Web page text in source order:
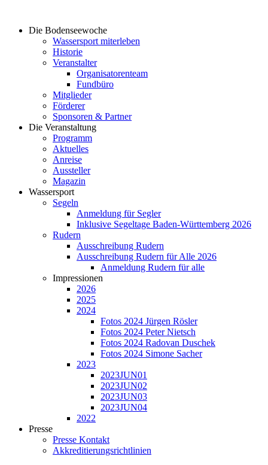
Die Bodenseewoche
Wassersport miterleben
Historie
Veranstalter
Organisatorenteam
Fundbüro
Mitglieder
Förderer
Sponsoren & Partner
Die Veranstaltung
Programm
Aktuelles
Anreise
Aussteller
Magazin
Wassersport
Segeln
Anmeldung für Segler​
Inklusive Segeltage Baden-Württemberg 2026
Rudern
Ausschreibung Rudern
Ausschreibung Rudern für Alle 2026
Anmeldung Rudern für alle
Impressionen
2026
2025
2024
Fotos 2024 Jürgen Rösler
Fotos 2024 Peter Nietsch
Fotos 2024 Radovan Duschek
Fotos 2024 Simone Sacher
2023
2023JUN01
2023JUN02
2023JUN03
2023JUN04
2022
Presse
Presse Kontakt
Akkreditierungsrichtlinien